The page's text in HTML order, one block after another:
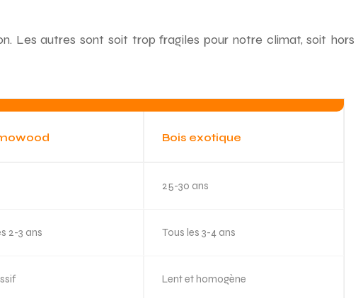
Les autres sont soit trop fragiles pour notre climat, soit hors
Bois exotique
25-30 ans
2-3 ans Tous les 3-4 ans
Lent et homogène